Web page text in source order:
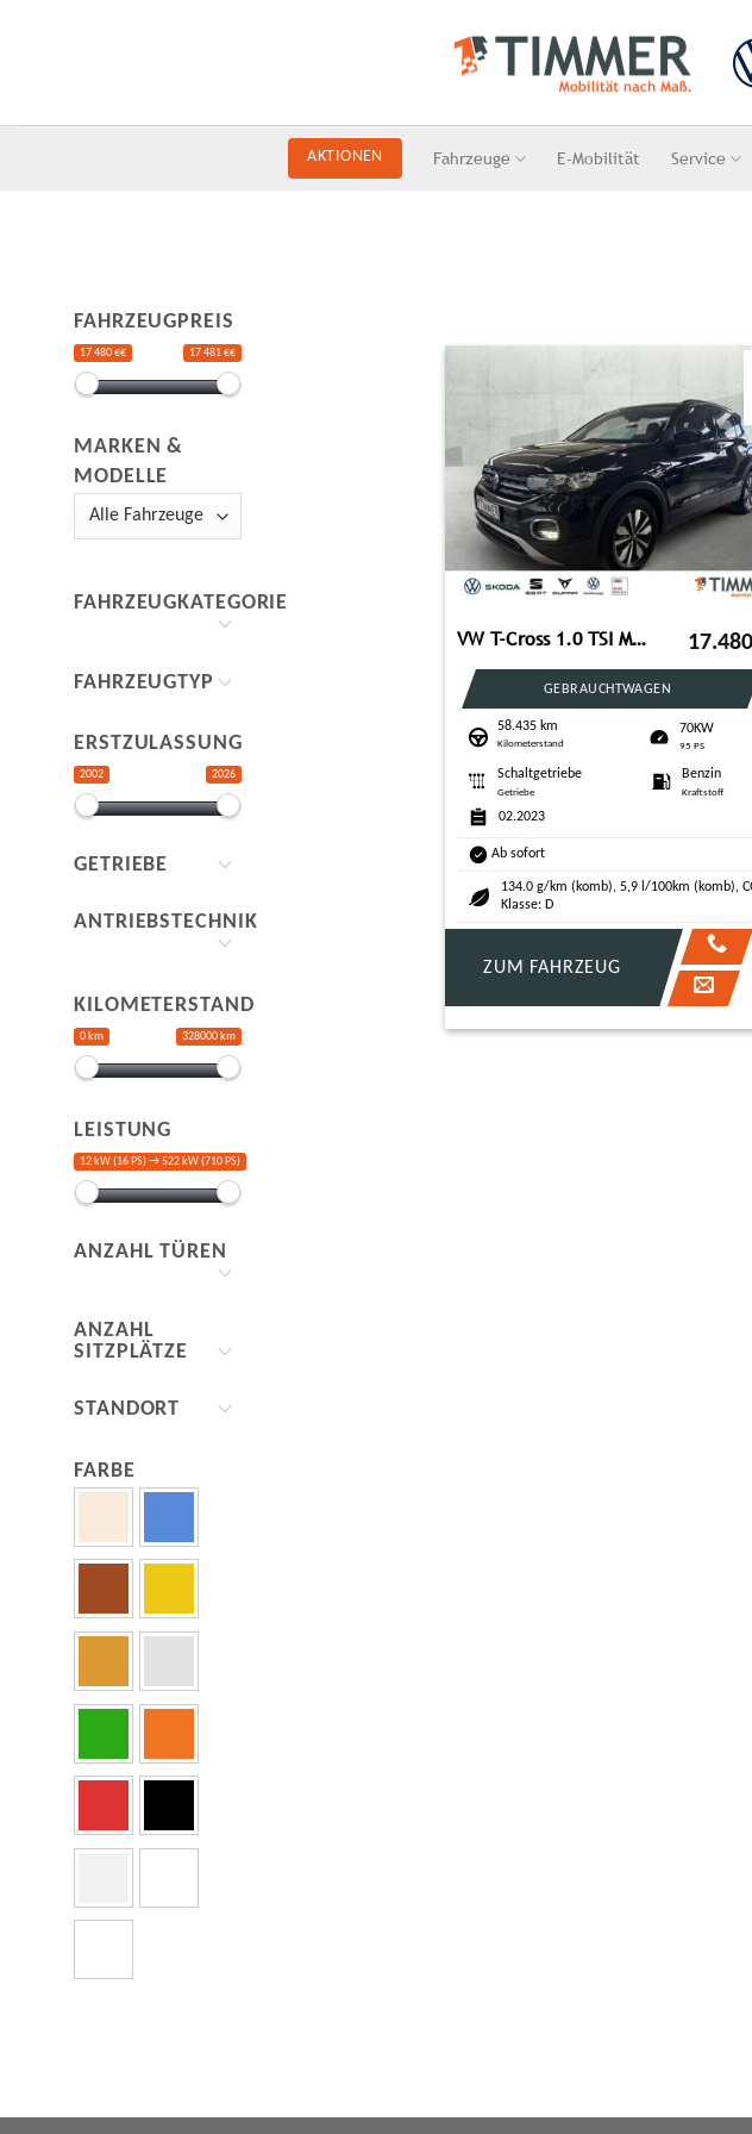
AKTIONEN Fahrzeuge E-Mobilität Service
FAHRZEUGPREIS
17 480 €€ 17 481 €€
MARKEN &
MODELLE
FAHRZEUGKATEGORIE
FAHRZEUGTYP
ERSTZULASSUNG
2002 2026
GETRIEBE
ANTRIEBSTECHNIK
KILOMETERSTAND
0 km 328000 km
LEISTUNG
12 kW (16 PS) →522 kW (710 PS)
ANZAHL TÜREN
ANZAHL
SITZPLÄTZE
STANDORT
FARBE
VW T-Cross 1.0 TSI MOVE +NAVI +SHZ +ALU +CARPLAY +D
GEBRAUCHTWAGEN
58.435 km
Kilometerstand
70KW
95 PS
Schaltgetriebe
Getriebe
Benzin
Kraftstoff
02.2023
Ab sofort
134.0 g/km (komb), 5,9 l/100km (komb),
Klasse: D
ZUM FAHRZEUG